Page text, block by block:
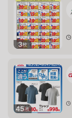
3枚
45枚